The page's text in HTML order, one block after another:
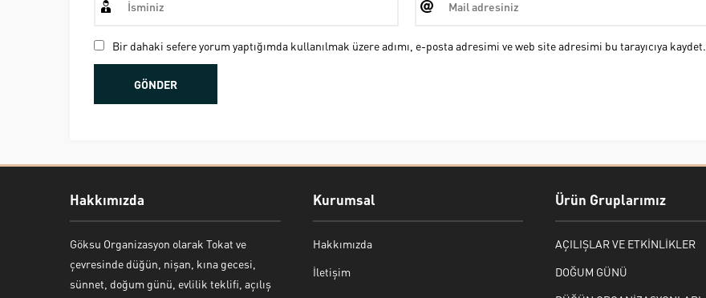
Bir dahaki sefere yorum yaptığımda kullanılmak üzere adımı, e-posta adresimi ve web site adresimi bu tarayıcıya kaydet.
Hakkımızda
Göksu Organizasyon olarak Tokat ve
çevresinde düğün, nişan, kına gecesi,
sünnet, doğum günü, evlilik teklifi, açılış
Kurumsal
Hakkımızda
İletişim
Ürün Gruplarımız
AÇILIŞLAR VE ETKİNLİKLER
DOĞUM GÜNÜ
Bekir Kiper